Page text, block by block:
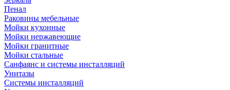
Пенал
Раковины мебельные
Мойки кухонные
Мойки нержавеющие
Мойки гранитные
Мойки стальные
Санфаянс и системы инсталляций
Унитазы
Системы инсталляций